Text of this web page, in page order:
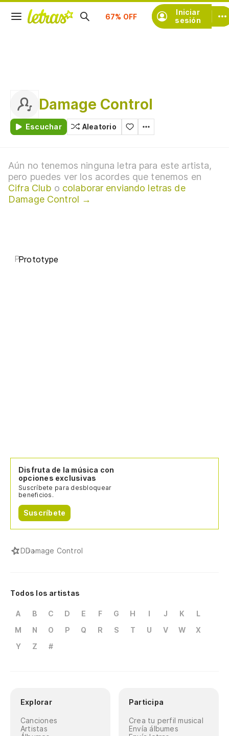
Iniciar
sesión
Suscríbete
Damage Control
Escuchar Aleatorio
Aún no tenemos ninguna letra para este artista,
pero puedes ver los acordes que tenemos en
Cifra Club o colaborar enviando letras de
Damage Control →
PPrototype
Disfruta de la música con
opciones exclusivas
Suscríbete para desbloquear
beneficios.
Suscríbete
DDamage Control
Todos los artistas
A B C D E F G H I J K
L
M
N O P Q R S T U V W
X
Y
Z #
Explorar
Canciones
Artistas
Participa
Crea tu perfil musical
Envía álbumes